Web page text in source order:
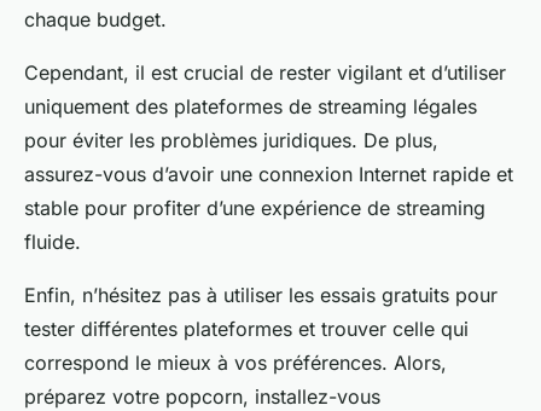
chaque budget.
Cependant, il est crucial de rester vigilant et d’utiliser
uniquement des plateformes de streaming légales
pour éviter les problèmes juridiques. De plus,
assurez-vous d’avoir une connexion Internet rapide et
stable pour profiter d’une expérience de streaming
fluide.
Enfin, n’hésitez pas à utiliser les essais gratuits pour
tester différentes plateformes et trouver celle qui
correspond le mieux à vos préférences. Alors,
préparez votre popcorn, installez-vous